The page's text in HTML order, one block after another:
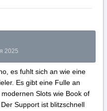
2025
es fuhlt sich an wie eine
Es gibt eine Fulle an
Slots wie Book of
Support ist blitzschnell